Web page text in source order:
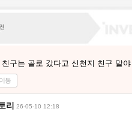
구는 골로 갔다고 신천지 친구 말야
이동
리 26-05-10 12:18